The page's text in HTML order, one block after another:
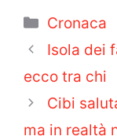
Categorie
Cronaca
Isola dei
ecco tra chi
Cibi
ma in realtà